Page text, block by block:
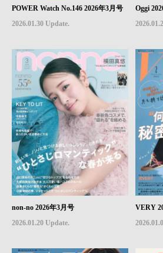
POWER Watch No.146 2026年3月号
2026.01.30 Update.
Oggi
non-no 2026年3月号
2026.01.20 Update.
VERY